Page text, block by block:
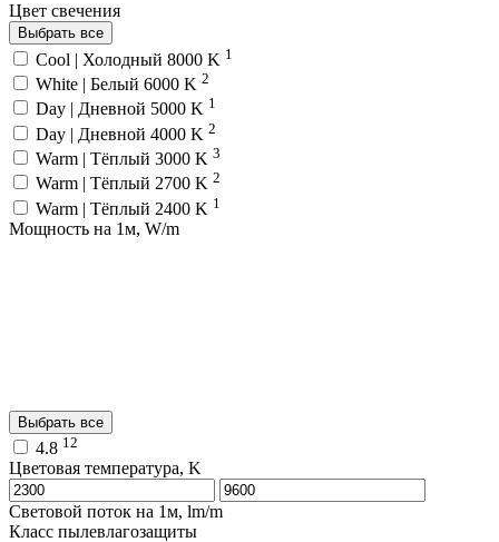
Цвет свечения
Выбрать все
Cool | Холодный 8000 K 1
White | Белый 6000 K 2
Day | Дневной 5000 K 1
Day | Дневной 4000 K 2
Warm | Тёплый 3000 K 3
Warm | Тёплый 2700 K 2
Warm | Тёплый 2400 K 1
Мощность на 1м, W/m
Выбрать все
4.8 12
Цветовая температура, K
Световой поток на 1м, lm/m
Класс пылевлагозащиты